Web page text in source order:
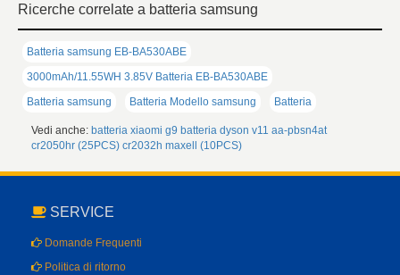
Ricerche correlate a batteria samsung
Batteria samsung EB-BA530ABE
3000mAh/11.55WH 3.85V Batteria EB-BA530ABE
Batteria samsung
Batteria Modello samsung Batteria
Vedi anche: batteria xiaomi g9 batteria dyson v11 aa-pbsn4at
cr2050hr (25PCS) cr2032h maxell (10PCS)
SERVICE
Domande Frequenti
Politica di ritorno